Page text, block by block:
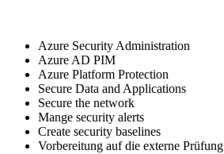
Azure Security Administration
Azure AD PIM
Azure Platform Protection
Secure Data and Applications
Secure the network
Mange security alerts
Create security baselines
Vorbereitung auf die externe Prüfung